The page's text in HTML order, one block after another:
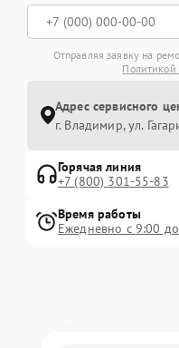
Отправляя заявку на
Политикой
Адрес сервисного
г. Владимир, ул.
Горячая линия
+7 (800) 301-55-83
Время работы
Ежедневно с 9:00